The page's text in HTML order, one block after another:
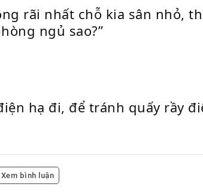
rãi nhất chỗ kia sân nhỏ,
ngủ sao?”
hạ đi, để tránh quấy rầy
Xem bình luận